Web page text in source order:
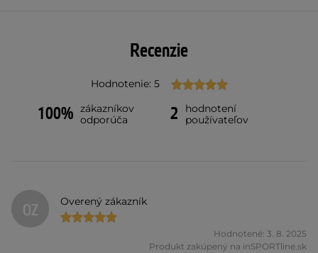
Recenzie
Hodnotenie: 5
100% zákazníkov
odporúča
2
hodnotení
používateľov
OZ Overený zákazník
Hodnotené: 3. 8. 2025
Produkt zakúpený na inSPORTline.sk